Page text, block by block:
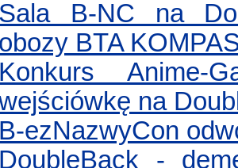
Sala B-NC na
obozy BTA
Konkurs Anime-
na
B-ezNazwyCon
DoubleBack -